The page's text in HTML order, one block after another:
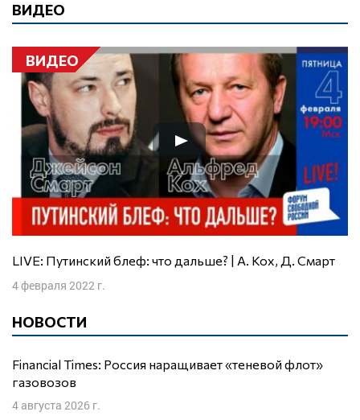
ВИДЕО
ВИДЕО
LIVE: Путинский блеф: что дальше? | А. Кох, Д. Смарт
4 февраля 2022 г.
НОВОСТИ
Financial Times: Россия наращивает «теневой флот»
газовозов
4 августа 2026 г.